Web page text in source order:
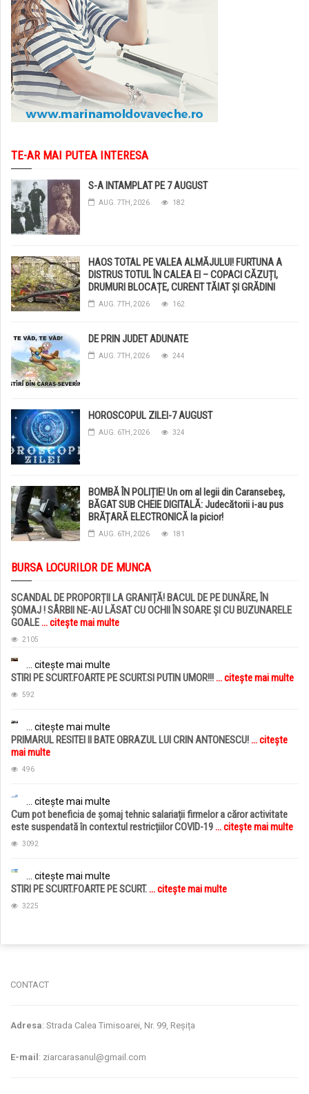
TE-AR MAI PUTEA INTERESA
S-A INTAMPLAT PE 7 AUGUST
AUG. 7TH, 2026 182
HAOS TOTAL PE VALEA ALMĂJULUI! FURTUNA A
DISTRUS TOTUL ÎN CALEA EI – COPACI CĂZUȚI,
DRUMURI BLOCAȚE, CURENT TĂIAT ȘI GRĂDINI
DISTRUSE DE GRINDINĂ!
AUG. 7TH, 2026 162
DE PRIN JUDET ADUNATE
AUG. 7TH, 2026 244
HOROSCOPUL ZILEI-7 AUGUST
AUG. 6TH, 2026 324
BOMBĂ ÎN POLIȚIE! Un om al legii din Caransebeș,
BĂGAT SUB CHEIE DIGITALĂ: Judecătorii i-au pus
BRĂȚARĂ ELECTRONICĂ la picior!
AUG. 6TH, 2026 181
BURSA LOCURILOR DE MUNCA
SCANDAL DE PROPORȚII LA GRANIȚĂ! BACUL DE PE DUNĂRE, ÎN
ȘOMAJ ! SÂRBII NE-AU LĂSAT CU OCHII ÎN SOARE ȘI CU BUZUNARELE
GOALE... citește mai multe
2105
... citește mai multe
STIRI PE SCURT.FOARTE PE SCURT.SI PUTIN UMOR!!!... citește mai multe
592
... citește mai multe
PRIMARUL RESITEI II BATE OBRAZUL LUI CRIN ANTONESCU!... citește
mai multe
496
... citește mai multe
Cum pot beneficia de șomaj tehnic salariații firmelor a căror activitate
este suspendată în contextul restricțiilor COVID-19... citește mai multe
3092
... citește mai multe
STIRI PE SCURT.FOARTE PE SCURT.... citește mai multe
3225
CONTACT
Adresa: Strada Calea Timisoarei, Nr. 99, Reșița
E-mail : ziarcarasanul@gmail.com